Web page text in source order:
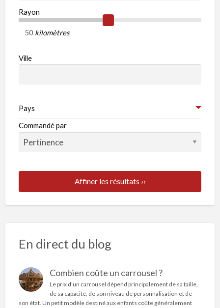
Rayon
kilomètres
Ville
Pays
Commandé par
Affiner les résultats ››
En direct du blog
Combien coûte un carrousel ?
Le prix d’un carrousel dépend principalement de sa taille,
de sa capacité, de son niveau de personnalisation et de
son état. Un petit modèle destiné aux enfants coûte généralement